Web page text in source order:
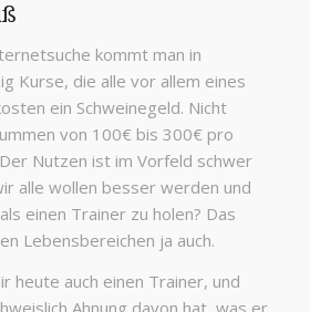
kommt man in
Kurse, die alle vor allem eines
ein Schweinegeld. Nicht
von 100€ bis 300€ pro
Nutzen ist im Vorfeld schwer
alle wollen besser werden und
einen Trainer zu holen? Das
Lebensbereichen ja auch.
heute auch einen Trainer, und
Ahnung davon hat, was er